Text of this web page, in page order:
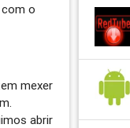
o
mexer
abrir